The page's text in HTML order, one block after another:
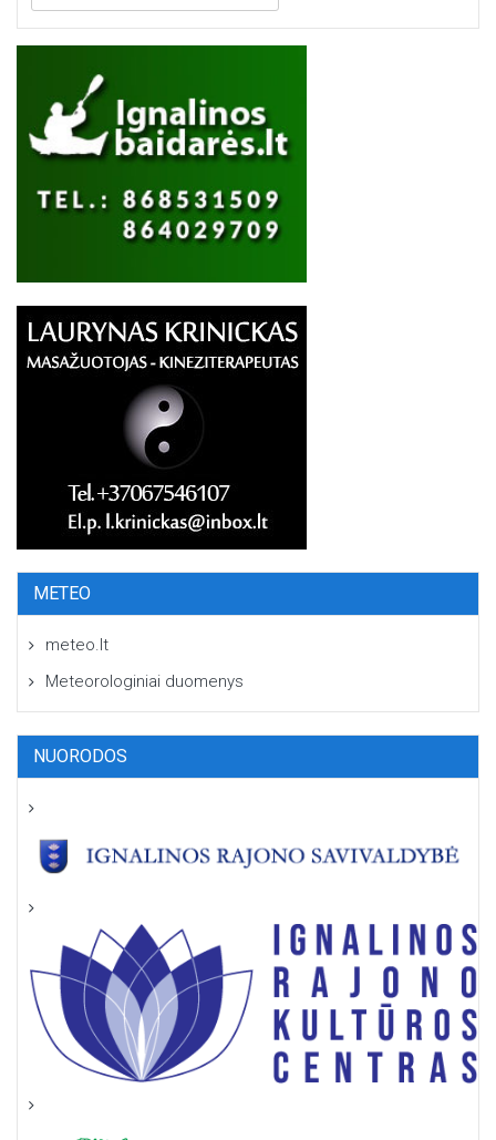
METEO
meteo.lt
Meteorologiniai duomenys
NUORODOS